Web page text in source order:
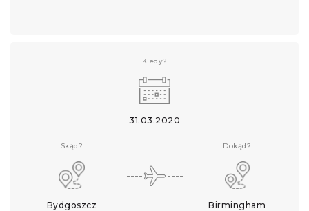
Kiedy?
31.03.2020
Skąd?
Bydgoszcz
Dokąd?
Birmingham